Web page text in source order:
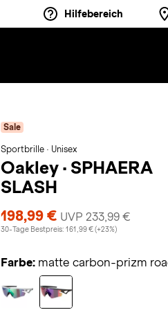
Hilfebereich
Sale
Sportbrille · Unisex
Oakley · SPHAERA
SLASH
198,99 € UVP 233,99 €
30-Tage Bestpreis: 161,99 € (+23%)
Farbe: matte carbon-prizm